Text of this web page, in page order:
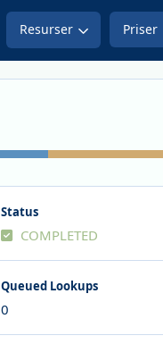
Resurser Priser
Status
COMPLETED
Queued Lookups
0